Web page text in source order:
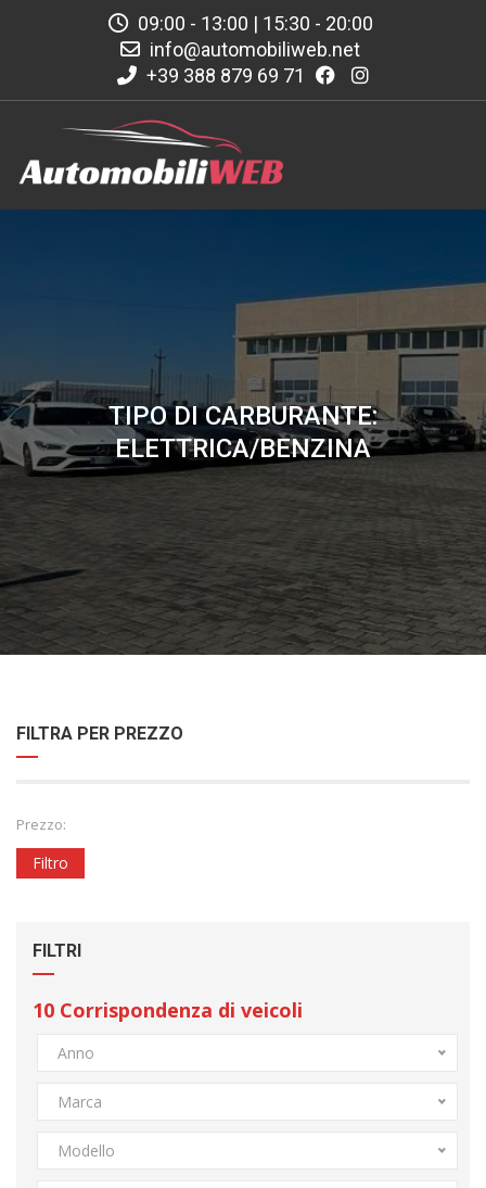
09:00 - 13:00 | 15:30 - 20:00
info@automobiliweb.net
+39 388 879 69 71
TIPO DI CARBURANTE:
ELETTRICA/BENZINA
FILTRA PER PREZZO
Prezzo:
Filtro
FILTRI
10 Corrispondenza di veicoli
Anno
Marca
Modello